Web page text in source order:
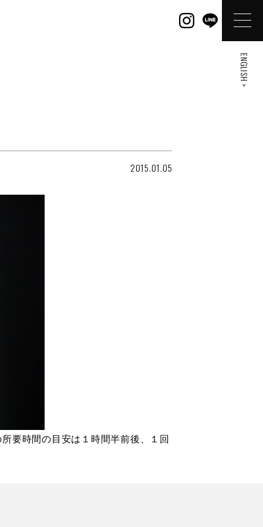
2015.01.05
要時間の目安は１時間半前後、１回
ENGLISH >